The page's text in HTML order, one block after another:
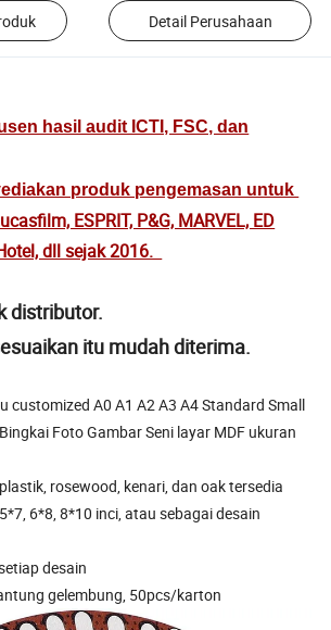
Detail Perusahaan
hasil audit ICTI, FSC, dan
produk pengemasan untuk
ESPRIT, P&G, MARVEL, ED
dll sejak 2016.
distributor.
itu mudah diterima.
customized A0 A1 A2 A3 A4 Standard Small
Foto Gambar Seni layar MDF ukuran
rosewood, kenari, dan oak tersedia
6*8, 8*10 inci, atau sebagai desain
desain
gelembung, 50pcs/karton